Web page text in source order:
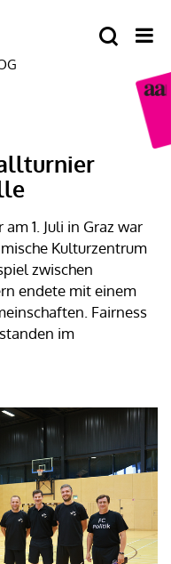
1. Juli in Graz war
Kulturzentrum
zwischen
endete mit einem
Fairness
im